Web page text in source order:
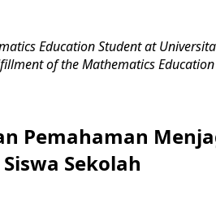
Education Student at
of the Mathematics Education
Pemahaman
Sekolah